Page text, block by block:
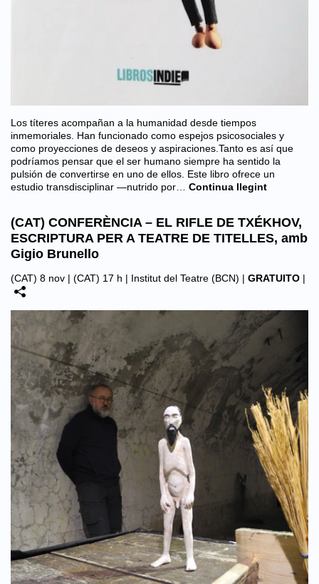
Los títeres acompañan a la humanidad desde tiempos
inmemoriales. Han funcionado como espejos psicosociales y
como proyecciones de deseos y aspiraciones.Tanto es así que
podríamos pensar que el ser humano siempre ha sentido la
pulsión de convertirse en uno de ellos. Este libro ofrece un
estudio transdisciplinar —nutrido por… Continua llegint
(CAT) CONFERÈNCIA – EL RIFLE DE TXÉKHOV,
ESCRIPTURA PER A TEATRE DE TITELLES, amb
Gigio Brunello
(CAT) 8 nov | (CAT) 17 h | Institut del Teatre (BCN) | GRATUITO |